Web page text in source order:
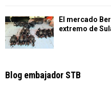
El mercado
extremo de
Blog embajador STB